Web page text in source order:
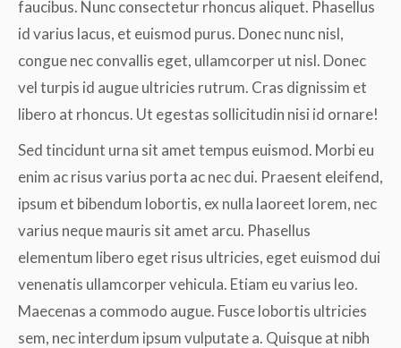
faucibus. Nunc consectetur rhoncus aliquet. Phasellus
id varius lacus, et euismod purus. Donec nunc nisl,
congue nec convallis eget, ullamcorper ut nisl. Donec
vel turpis id augue ultricies rutrum. Cras dignissim et
libero at rhoncus. Ut egestas sollicitudin nisi id ornare!
Sed tincidunt urna sit amet tempus euismod. Morbi eu
enim ac risus varius porta ac nec dui. Praesent eleifend,
ipsum et bibendum lobortis, ex nulla laoreet lorem, nec
varius neque mauris sit amet arcu. Phasellus
elementum libero eget risus ultricies, eget euismod dui
venenatis ullamcorper vehicula. Etiam eu varius leo.
Maecenas a commodo augue. Fusce lobortis ultricies
sem, nec interdum ipsum vulputate a. Quisque at nibh